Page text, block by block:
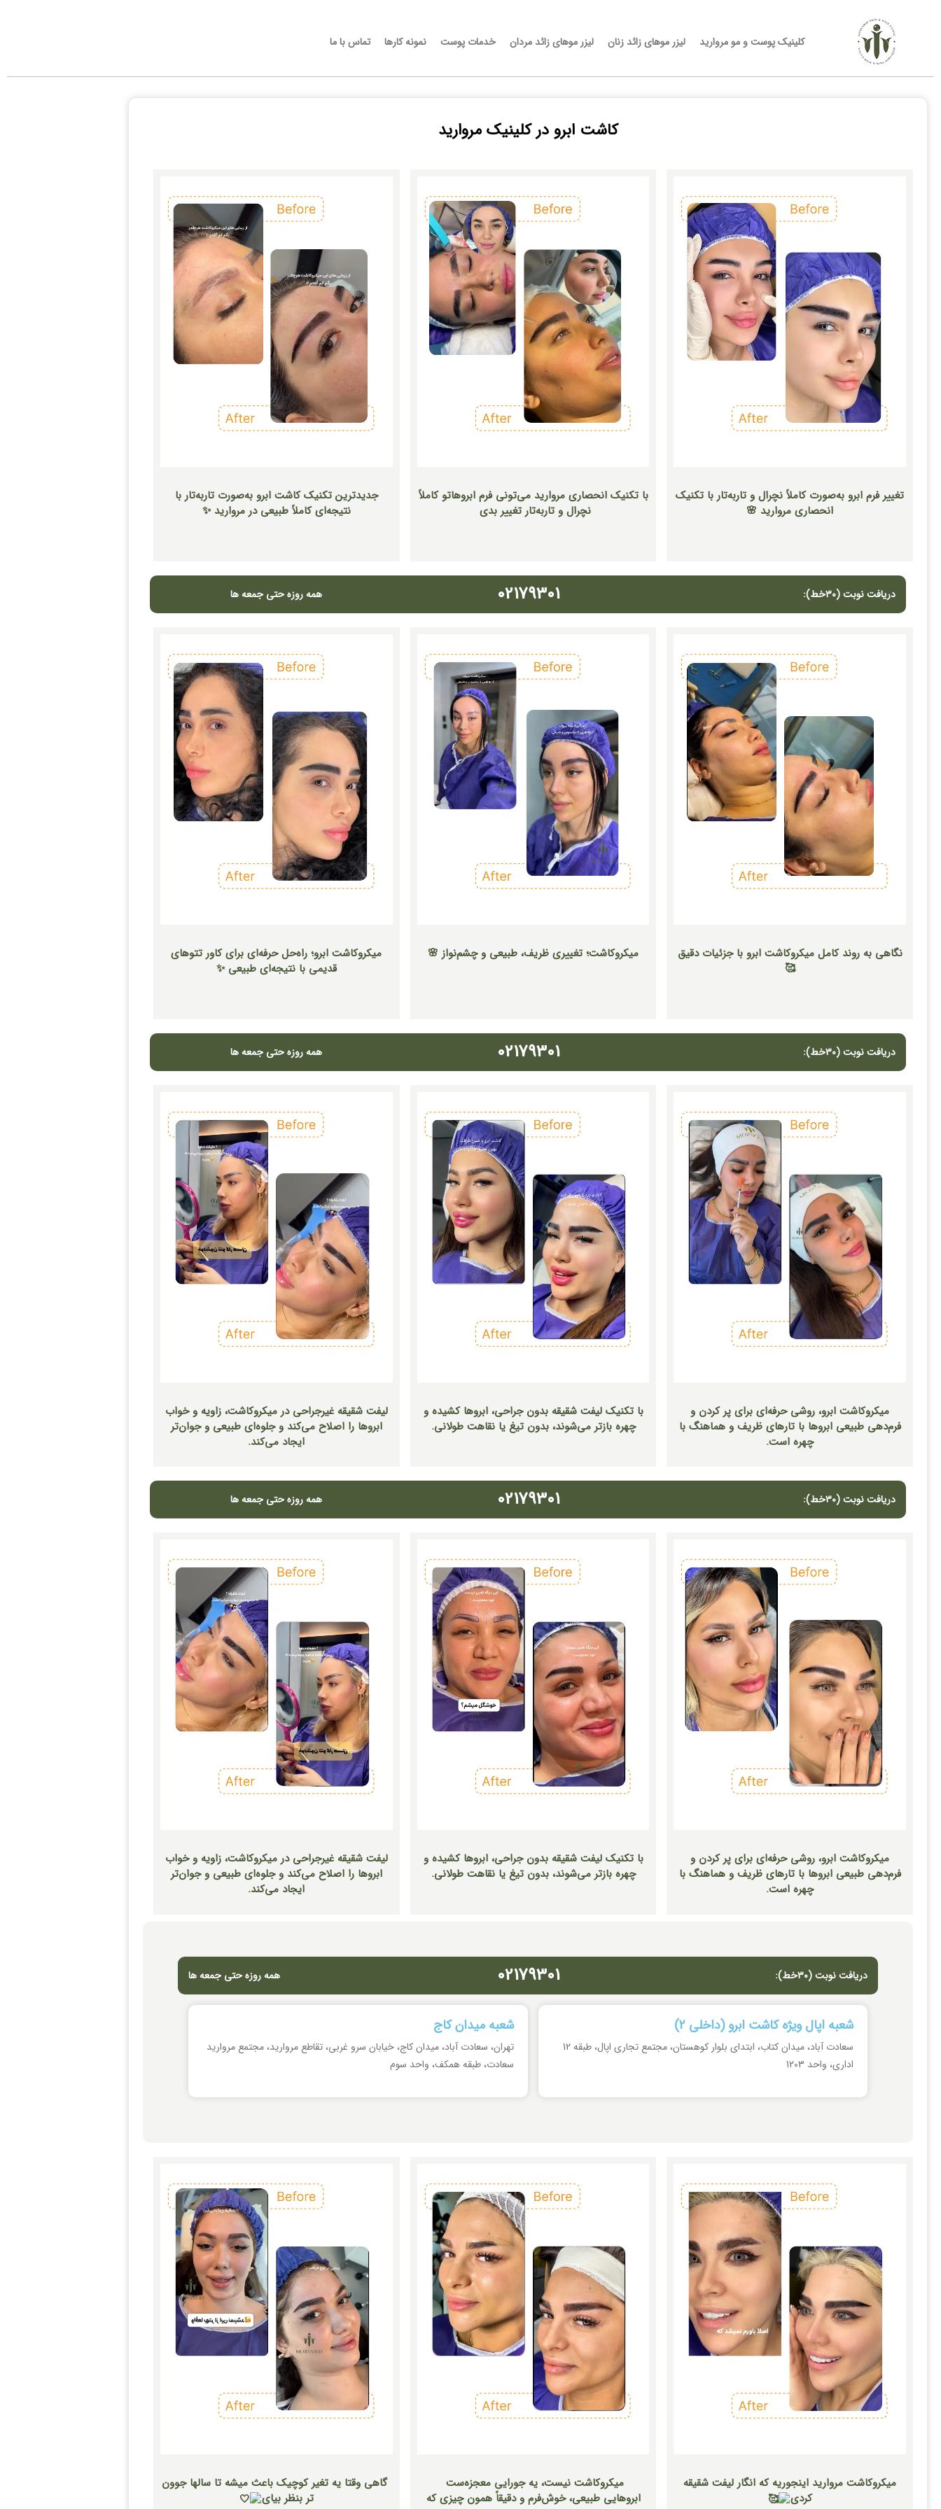
کلینیک پوست و مو مروارید لیزر موهای زائد زنان لیزر موهای زائد مردان خدمات پوست نمونه کارها تماس با ما
کاشت ابرو در کلینیک مروارید
تغییر فرم ابرو به‌صورت کاملاً نچرال و تار‌به‌تار با تکنیک
انحصاری مروارید 🌸
با تکنیک انحصاری مروارید می‌تونی فرم ابروهاتو کاملاً
نچرال و تار‌به‌تار تغییر بدی
جدیدترین تکنیک کاشت ابرو به‌صورت تار‌به‌تار با
نتیجه‌ای کاملاً طبیعی در مروارید ✨
دریافت نوبت (٣٠خط):​ 02179301 همه روزه حتی جمعه ها
نگاهی به روند کامل میکروکاشت ابرو با جزئیات دقیق
🥰
میکروکاشت؛ تغییری ظریف، طبیعی و چشم‌نواز 🌸
میکروکاشت ابرو؛ راه‌حل حرفه‌ای برای کاور تتوهای
قدیمی با نتیجه‌ای طبیعی ✨
دریافت نوبت (٣٠خط):​ 02179301 همه روزه حتی جمعه ها
میکروکاشت ابرو، روشی حرفه‌ای برای پر کردن و
فرم‌دهی طبیعی ابروها با تارهای ظریف و هماهنگ با
چهره است.
با تکنیک لیفت شقیقه بدون جراحی، ابروها کشیده و
چهره بازتر می‌شوند، بدون تیغ یا نقاهت طولانی.
لیفت شقیقه غیرجراحی در میکروکاشت، زاویه و خواب
ابروها را اصلاح می‌کند و جلوه‌ای طبیعی و جوان‌تر
ایجاد می‌کند.
دریافت نوبت (٣٠خط):​ 02179301 همه روزه حتی جمعه ها
میکروکاشت ابرو، روشی حرفه‌ای برای پر کردن و
فرم‌دهی طبیعی ابروها با تارهای ظریف و هماهنگ با
چهره است.
با تکنیک لیفت شقیقه بدون جراحی، ابروها کشیده و
چهره بازتر می‌شوند، بدون تیغ یا نقاهت طولانی.
لیفت شقیقه غیرجراحی در میکروکاشت، زاویه و خواب
ابروها را اصلاح می‌کند و جلوه‌ای طبیعی و جوان‌تر
ایجاد می‌کند.
دریافت نوبت (٣٠خط):​ 02179301 همه روزه حتی جمعه ها
شعبه اپال ویژه کاشت ابرو (داخلی 2)
سعادت آباد، میدان کتاب، ابتدای بلوار کوھستان، مجتمع تجاری اپال، طبقه 12
اداری، واحد 1203
شعبه میدان کاج
تھران، سعادت آباد، میدان کاج، خیابان سرو غربی، تقاطع مروارید، مجتمع مروارید
سعادت، طبقه ھمکف، واحد سوم
کردی
میکروکاشت نیست، یه جورایی معجزه‌ست
ابروهایی طبیعی، خوش‌فرم و دقیقاً همون چیزی که
⁨ گاهی وقتا یه تغیر کوچیک باعث میشه تا سالها جوون
تر بنظر بیای